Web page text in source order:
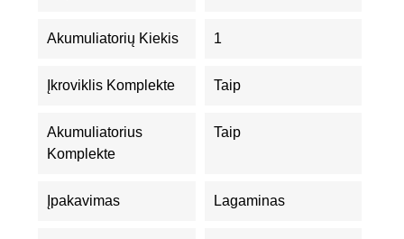
Akumuliatorių Kiekis 1
Įkroviklis Komplekte Taip
Akumuliatorius
Komplekte
Taip
Įpakavimas Lagaminas